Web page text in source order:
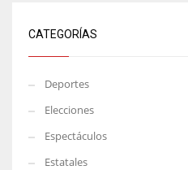
CATEGORÍAS
Deportes
Elecciones
Espectáculos
Estatales